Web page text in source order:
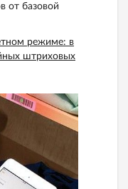
от базовой
режиме: в
штриховых